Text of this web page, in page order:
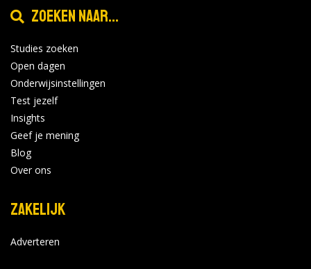
Zoeken naar...
Studies zoeken
Open dagen
Onderwijsinstellingen
Test jezelf
Insights
Geef je mening
Blog
Over ons
Zakelijk
Adverteren